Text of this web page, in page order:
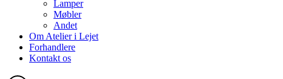
Lamper
Møbler
Andet
Om Atelier i Lejet
Forhandlere
Kontakt os